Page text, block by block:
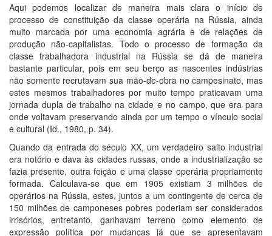
Aqui podemos localizar de maneira mais clara o início de
processo de constituição da classe operária na Rússia, ainda
muito marcada por uma economia agrária e de relações de
produção não-capitalistas. Todo o processo de formação da
classe trabalhadora industrial na Rússia se dá de maneira
bastante particular, pois em seu berço as nascentes indústrias
não somente recrutavam sua mão-de-obra no campesinato, mas
estes mesmos trabalhadores por muito tempo praticavam uma
jornada dupla de trabalho na cidade e no campo, que era para
onde voltavam preservando ainda por um tempo o vínculo social
e cultural (Id., 1980, p. 34).
Quando da entrada do século XX, um verdadeiro salto industrial
era notório e dava às cidades russas, onde a industrialização se
fazia presente, outra feição e uma classe operária propriamente
formada. Calculava-se que em 1905 existiam 3 milhões de
operários na Rússia, estes, juntos a um contingente de cerca de
150 milhões de camponeses pobres poderiam ser considerados
irrisórios, entretanto, ganhavam terreno como elemento de
expressão política por mudanças já que se apresentavam